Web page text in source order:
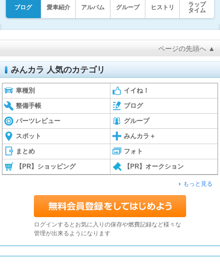
ブログ 愛車紹介 アルバム グループ ヒストリ
ラップ
タイム
ページの先頭へ ▲
みんカラ 人気のカテゴリ
車種別 イイね！
整備手帳 ブログ
パーツレビュー グループ
スポット みんカラ＋
まとめ フォト
【PR】ショッピング 【PR】オークション
もっと見る
ログインするとお気に入りの保存や燃費記録など様々な
管理が出来るようになります